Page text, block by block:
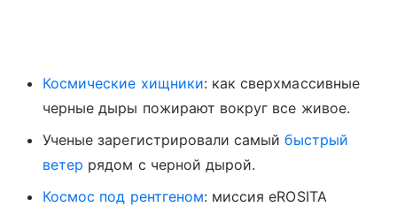
Космические хищники: как сверхмассивные
черные дыры пожирают вокруг все живое.
Ученые зарегистрировали самыйбыстрый
ветер рядом с черной дырой.
Космос под рентгеном: миссия eROSITA